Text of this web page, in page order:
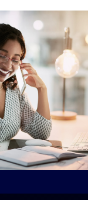
bağlantı
ofise geri dönüyor
konumunuzdan
fikir paylaşımında
yapmanızı
Taşıyın